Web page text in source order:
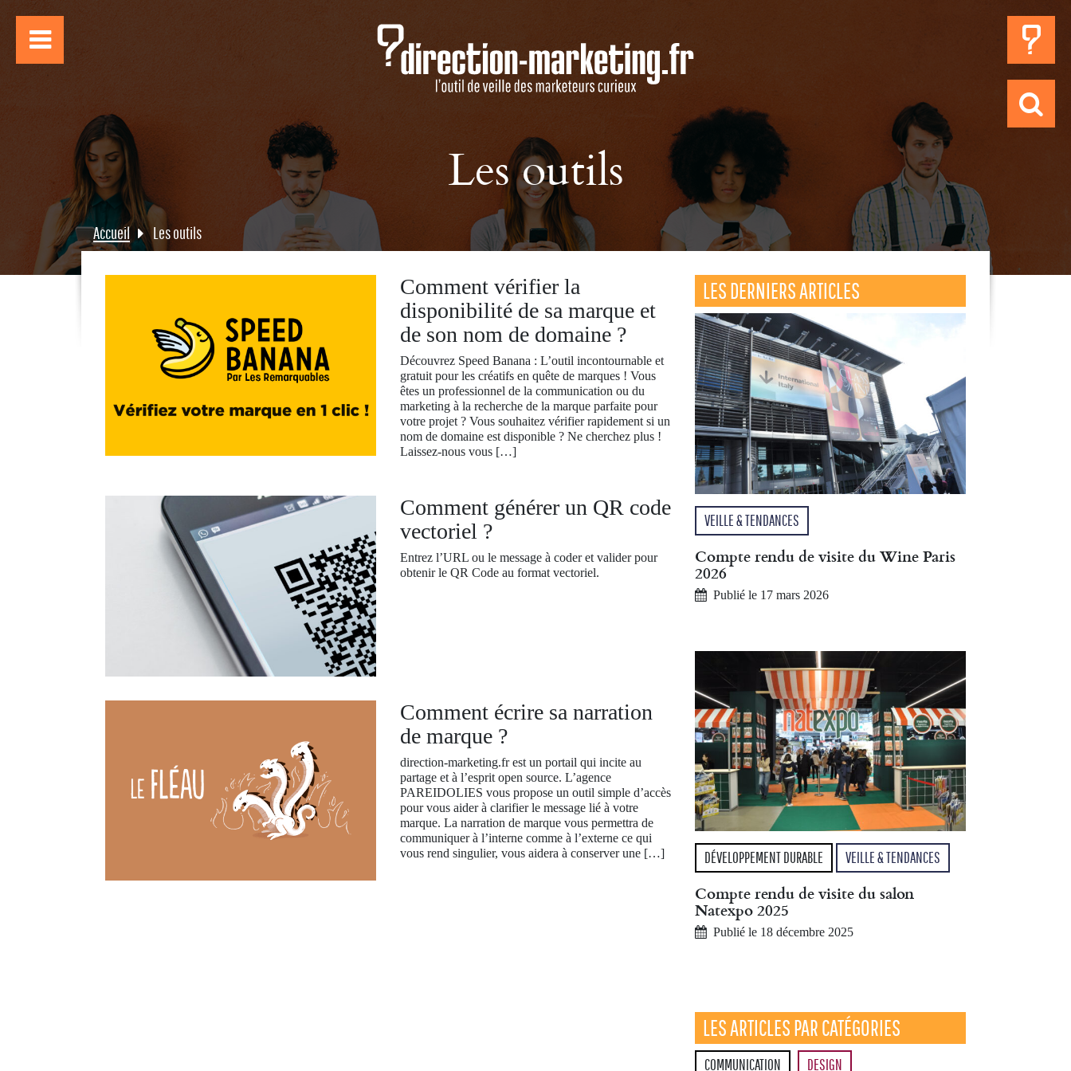
Les outils
Accueil Les outils
Comment vérifier la
disponibilité de sa marque et
de son nom de domaine ?
Découvrez Speed Banana : L’outil incontournable et
gratuit pour les créatifs en quête de marques ! Vous
êtes un professionnel de la communication ou du
marketing à la recherche de la marque parfaite pour
votre projet ? Vous souhaitez vérifier rapidement si un
nom de domaine est disponible ? Ne cherchez plus !
Laissez-nous vous […]
Comment générer un QR code
vectoriel ?
Entrez l’URL ou le message à coder et valider pour
obtenir le QR Code au format vectoriel.
Comment écrire sa narration
de marque ?
direction-marketing.fr est un portail qui incite au
partage et à l’esprit open source. L’agence
PAREIDOLIES vous propose un outil simple d’accès
pour vous aider à clarifier le message lié à votre
marque. La narration de marque vous permettra de
communiquer à l’interne comme à l’externe ce qui
vous rend singulier, vous aidera à conserver une […]
LES DERNIERS ARTICLES
VEILLE & TENDANCES
Compte rendu de visite du Wine Paris
2026
Publié le 17 mars 2026
DÉVELOPPEMENT DURABLE VEILLE & TENDANCES
Compte rendu de visite du salon
Natexpo 2025
Publié le 18 décembre 2025
LES ARTICLES PAR CATÉGORIES
COMMUNICATION
DESIGN